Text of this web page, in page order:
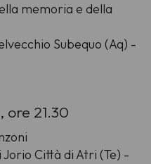
memoria e della
Subequo (Aq) -
ore 21.30
Città di Atri (Te) -